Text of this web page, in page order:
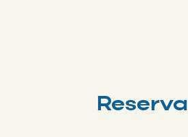
Reserva